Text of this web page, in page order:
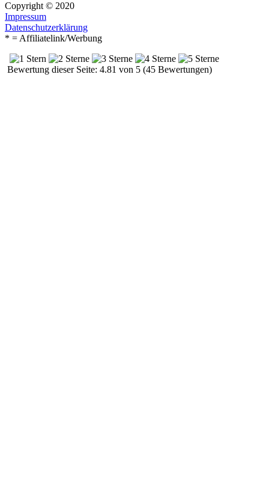
Copyright © 2020
Impressum
Datenschutzerklärung
* = Affiliatelink/Werbung
Bewertung dieser Seite: 4.81 von 5 (45 Bewertungen)